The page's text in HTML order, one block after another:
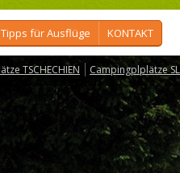
Tipps für Ausflüge KONTAKT
TSCHECHIEN Campingplplätze